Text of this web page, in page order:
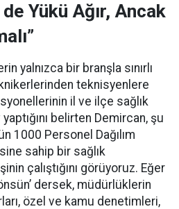
Yükü Ağır, Ancak
yalnızca bir branşla sınırlı
teknisyenlere
il ve ilçe sağlık
belirten Demircan, şu
1000 Personel Dağılım
sahip bir sağlık
çalıştığını görüyoruz. Eğer
dersek, müdürlüklerin
özel ve kamu denetimleri,